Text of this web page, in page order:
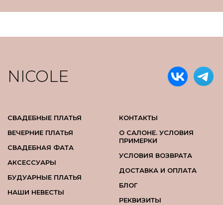
NICOLE
СВАДЕБНЫЕ ПЛАТЬЯ
ВЕЧЕРНИЕ ПЛАТЬЯ
СВАДЕБНАЯ ФАТА
АКСЕССУАРЫ
БУДУАРНЫЕ ПЛАТЬЯ
НАШИ НЕВЕСТЫ
КОНТАКТЫ
О САЛОНЕ. УСЛОВИЯ
ПРИМЕРКИ
УСЛОВИЯ ВОЗВРАТА
ДОСТАВКА И ОПЛАТА
БЛОГ
РЕКВИЗИТЫ